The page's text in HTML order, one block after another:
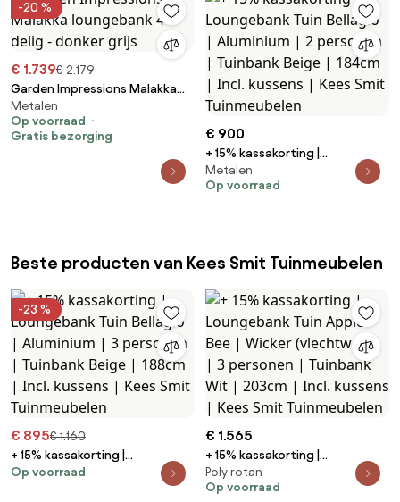
-20 %
€ 1.739€ 2.179
Garden Impressions Malakka
loungebank 4-delig - donker
grijs
Metalen
Op voorraad
Gratis bezorging
€ 900
+ 15% kassakorting |
Loungebank Tuin Bellagio |
Aluminium | 2 personen |
Metalen
Op voorraad
Beste producten van Kees Smit Tuinmeubelen
-23 %
€ 895€ 1.160
+ 15% kassakorting |
Loungebank Tuin Bellagio |
Op voorraad
€ 1.565
+ 15% kassakorting |
Loungebank Tuin Apple Bee |
Wicker (vlechtwerk) | 3
Poly rotan
Op voorraad